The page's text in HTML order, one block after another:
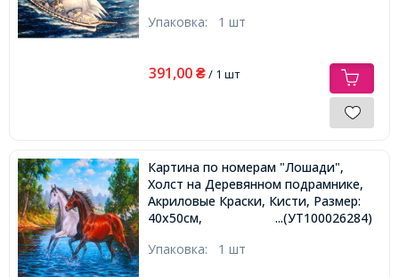
Упаковка: 1 шт
391,00 ₴/ 1 шт
Картина по номерам "Лошади",
Холст на Деревянном подрамнике,
Акриловые Краски, Кисти, Размер:
40х50см,
...(УТ100026284)
Упаковка: 1 шт